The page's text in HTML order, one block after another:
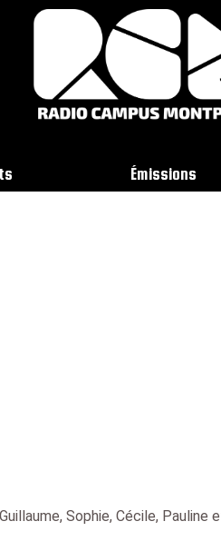
Émissions
Sophie, Cécile, Pauline